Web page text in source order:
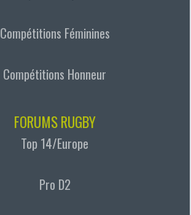
Compétitions Féminines
Compétitions Honneur
FORUMS RUGBY
Top 14/Europe
Pro D2